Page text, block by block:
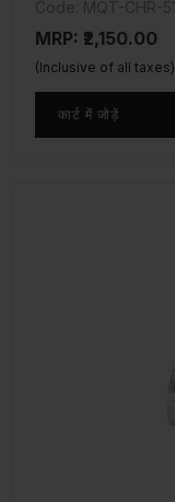
MRP: ₹2,150.00
(Inclusive of all taxes)
कार्ट में जोड़ें